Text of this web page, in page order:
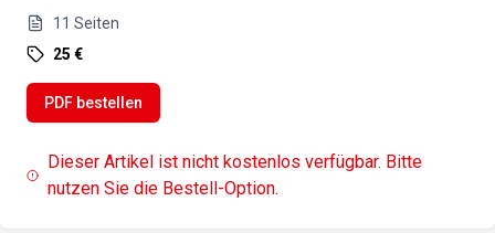
11 Seiten
25 €
PDF bestellen
Dieser Artikel ist nicht kostenlos verfügbar. Bitte
nutzen Sie die Bestell-Option.